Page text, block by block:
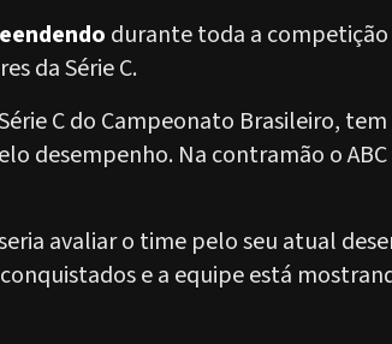
durante toda a competição
da Série C.
C do Campeonato Brasileiro,
desempenho. Na contramão o
avaliar o time pelo seu atual
e a equipe está